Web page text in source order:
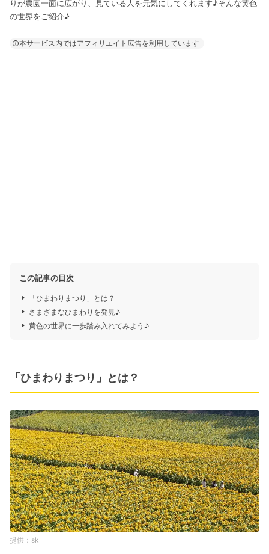
りが農園一面に広がり、見ている人を元気にしてくれます♪そんな黄色
の世界をご紹介♪
本サービス内ではアフィリエイト広告を利用しています
この記事の目次
「ひまわりまつり」とは？
さまざまなひまわりを発見♪
黄色の世界に一歩踏み入れてみよう♪
「ひまわりまつり」とは？
sk